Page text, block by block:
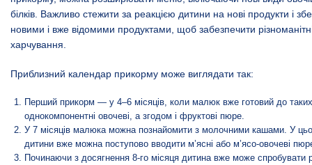
білків. Важливо стежити за реакцією дитини на нові продукти і
новими і вже відомими продуктами, щоб забезпечити
харчування.
Приблизний календар прикорму може виглядати так:
Перший прикорм — у 4–6 місяців, коли малюк вже готовий до
однокомпонентні овочеві, а згодом і фруктові пюре.
У 7 місяців малюка можна познайомити з молочними кашами. У
дитини вже можна поступово вводити м’ясні або м’ясо-овочеві
Починаючи з досягнення 8-го місяця дитина вже може спробувати